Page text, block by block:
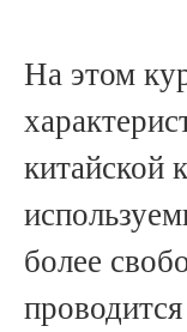
На этом
китайской
более